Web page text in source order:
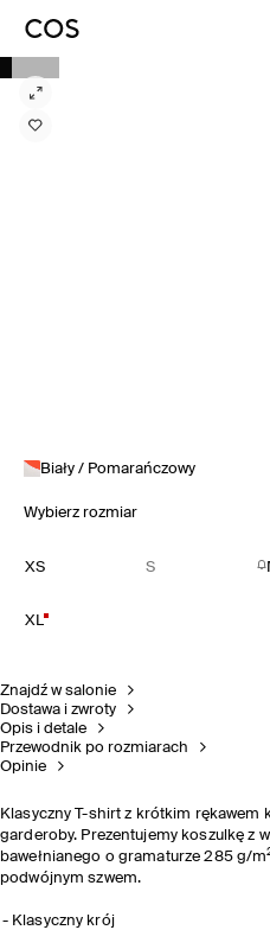
Biały / Pomarańczowy
Wybierz rozmiar
XS S
XL
Znajdź w salonie
Dostawa i zwroty
Opis i detale
Przewodnik po rozmiarach
Opinie
Klasyczny T-shirt z krótkim rękawem
garderoby. Prezentujemy koszulkę z
bawełnianego o gramaturze 285 g/m
podwójnym szwem.
Klasyczny krój